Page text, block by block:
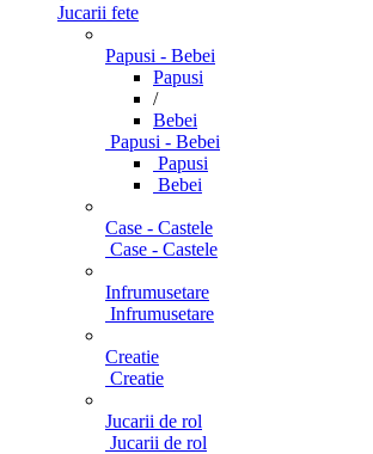
Jucarii fete
Papusi - Bebei
Papusi
/
Bebei
Papusi - Bebei
Papusi
Bebei
Case - Castele
Case - Castele
Infrumusetare
Infrumusetare
Creatie
Creatie
Jucarii de rol
Jucarii de rol